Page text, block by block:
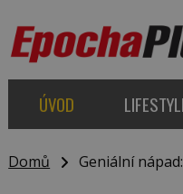
ÚVOD
Domů Geniální